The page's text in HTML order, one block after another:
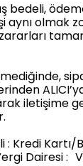
olmak
iletişime
Kredi
Dairesi :